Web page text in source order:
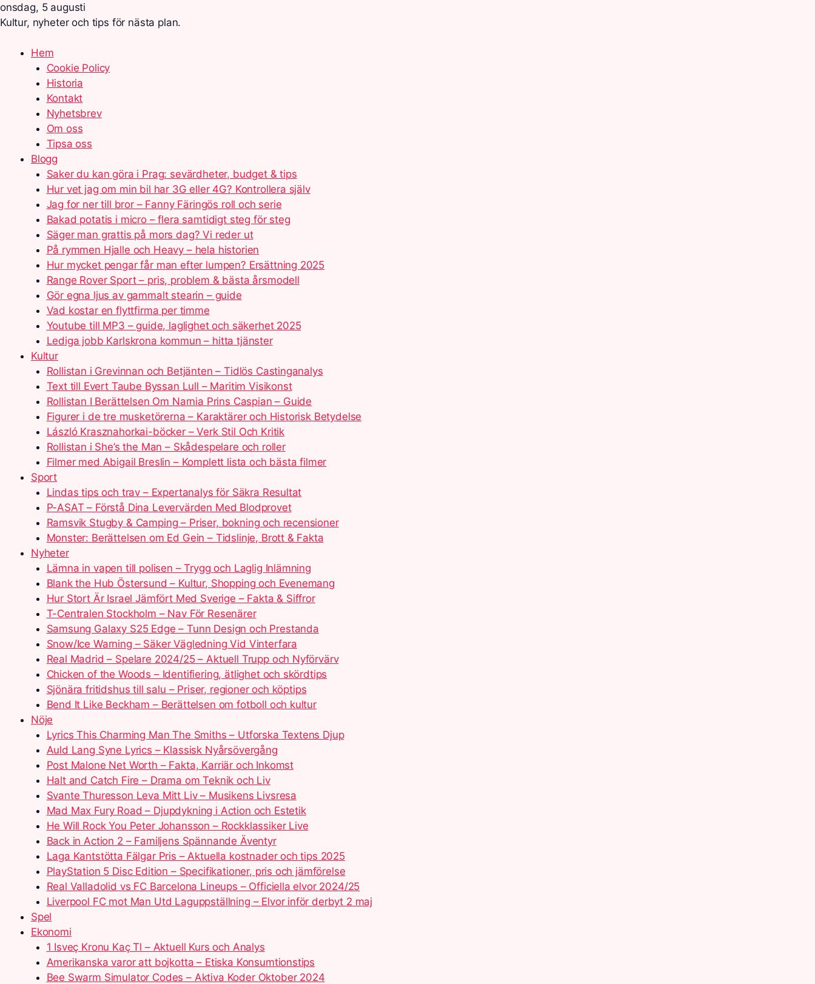
onsdag, 5 augusti
Kultur, nyheter och tips för nästa plan.
Hem
Cookie Policy
Historia
Kontakt
Nyhetsbrev
Om oss
Tipsa oss
Blogg
Saker du kan göra i Prag: sevärdheter, budget & tips
Hur vet jag om min bil har 3G eller 4G? Kontrollera själv
Jag for ner till bror – Fanny Färingös roll och serie
Bakad potatis i micro – flera samtidigt steg för steg
Säger man grattis på mors dag? Vi reder ut
På rymmen Hjalle och Heavy – hela historien
Hur mycket pengar får man efter lumpen? Ersättning 2025
Range Rover Sport – pris, problem & bästa årsmodell
Gör egna ljus av gammalt stearin – guide
Vad kostar en flyttfirma per timme
Youtube till MP3 – guide, laglighet och säkerhet 2025
Lediga jobb Karlskrona kommun – hitta tjänster
Kultur
Rollistan i Grevinnan och Betjänten – Tidlös Castinganalys
Text till Evert Taube Byssan Lull – Maritim Visikonst
Rollistan I Berättelsen Om Narnia Prins Caspian – Guide
Figurer i de tre musketörerna – Karaktärer och Historisk Betydelse
László Krasznahorkai-böcker – Verk Stil Och Kritik
Rollistan i She’s the Man – Skådespelare och roller
Filmer med Abigail Breslin – Komplett lista och bästa filmer
Sport
Lindas tips och trav – Expertanalys för Säkra Resultat
P-ASAT – Förstå Dina Levervärden Med Blodprovet
Ramsvik Stugby & Camping – Priser, bokning och recensioner
Monster: Berättelsen om Ed Gein – Tidslinje, Brott & Fakta
Nyheter
Lämna in vapen till polisen – Trygg och Laglig Inlämning
Blank the Hub Östersund – Kultur, Shopping och Evenemang
Hur Stort Är Israel Jämfört Med Sverige – Fakta & Siffror
T-Centralen Stockholm – Nav För Resenärer
Samsung Galaxy S25 Edge – Tunn Design och Prestanda
Snow/Ice Warning – Säker Vägledning Vid Vinterfara
Real Madrid – Spelare 2024/25 – Aktuell Trupp och Nyförvärv
Chicken of the Woods – Identifiering, ätlighet och skördtips
Sjönära fritidshus till salu – Priser, regioner och köptips
Bend It Like Beckham – Berättelsen om fotboll och kultur
Nöje
Lyrics This Charming Man The Smiths – Utforska Textens Djup
Auld Lang Syne Lyrics – Klassisk Nyårsövergång
Post Malone Net Worth – Fakta, Karriär och Inkomst
Halt and Catch Fire – Drama om Teknik och Liv
Svante Thuresson Leva Mitt Liv – Musikens Livsresa
Mad Max Fury Road – Djupdykning i Action och Estetik
He Will Rock You Peter Johansson – Rockklassiker Live
Back in Action 2 – Familjens Spännande Äventyr
Laga Kantstötta Fälgar Pris – Aktuella kostnader och tips 2025
PlayStation 5 Disc Edition – Specifikationer, pris och jämförelse
Real Valladolid vs FC Barcelona Lineups – Officiella elvor 2024/25
Liverpool FC mot Man Utd Laguppställning – Elvor inför derbyt 2 maj
Spel
Ekonomi
1 Isveç Kronu Kaç Tl – Aktuell Kurs och Analys
Amerikanska varor att bojkotta – Etiska Konsumtionstips
Bee Swarm Simulator Codes – Aktiva Koder Oktober 2024